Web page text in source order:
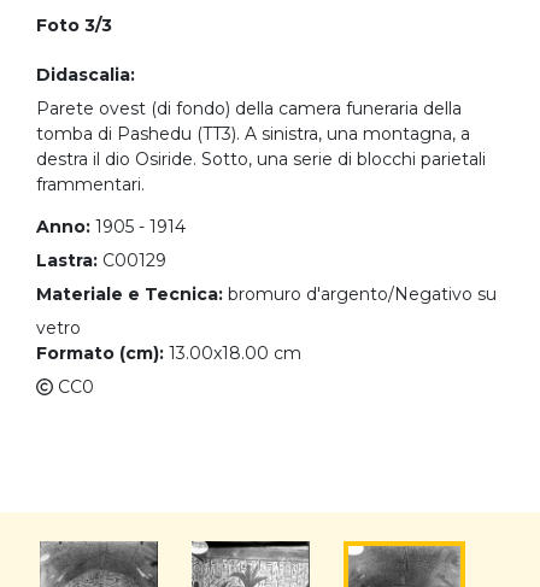
Foto 3/3
Didascalia:
Parete ovest (di fondo) della camera funeraria della
tomba di Pashedu (TT3). A sinistra, una montagna, a
destra il dio Osiride. Sotto, una serie di blocchi parietali
frammentari.
Anno: 1905 - 1914
Lastra: C00129
Materiale e Tecnica: bromuro d'argento/Negativo su
vetro
Formato (cm): 13.00x18.00 cm
CC0